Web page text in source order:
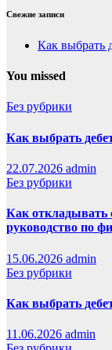
Свежие записи
Как выбрать
You missed
Без рубрики
Как выбрать
22.07.2026 admin
Без рубрики
Как откладывать
руководство по
15.06.2026 admin
Без рубрики
Как выбрать
11.06.2026 admin